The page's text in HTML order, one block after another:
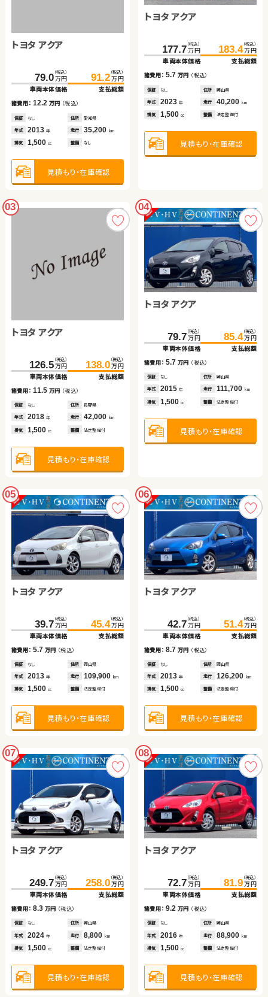
トヨタ アクア
79.0 （税込）
万円
車両本体価格
91.2 （税込）
万円
支払総額
諸費用：12.2 万円 （税込）
保証 なし 住所 愛知県
年式 2013 年 走行 35,200 km
排気 1,500 cc 整備 なし
見積もり・在庫確認
トヨタ アクア
177.7 （税込）
万円
車両本体価格
183.4 （税込）
万円
支払総額
諸費用：5.7 万円 （税込）
保証 なし 住所 岡山県
年式 2023 年 走行 40,200 km
排気 1,500 cc 整備 法定整備付
見積もり・在庫確認
03
トヨタ アクア
126.5 （税込）
万円
車両本体価格
138.0 （税込）
万円
支払総額
諸費用：11.5 万円 （税込）
保証 なし 住所 長野県
年式 2018 年 走行 42,000 km
排気 1,500 cc 整備 法定整備付
見積もり・在庫確認
04
トヨタ アクア
79.7 （税込）
万円
車両本体価格
85.4 （税込）
万円
支払総額
諸費用：5.7 万円 （税込）
保証 なし 住所 岡山県
年式 2015 年 走行 111,700 km
排気 1,500 cc 整備 法定整備付
見積もり・在庫確認
05
トヨタ アクア
39.7 （税込）
万円
車両本体価格
45.4 （税込）
万円
支払総額
諸費用：5.7 万円 （税込）
保証 なし 住所 岡山県
年式 2013 年 走行 109,900 km
排気 1,500 cc 整備 法定整備付
見積もり・在庫確認
06
トヨタ アクア
42.7 （税込）
万円
車両本体価格
51.4 （税込）
万円
支払総額
諸費用：8.7 万円 （税込）
保証 なし 住所 岡山県
年式 2013 年 走行 126,200 km
排気 1,500 cc 整備 法定整備付
見積もり・在庫確認
07
トヨタ アクア
249.7 （税込）
万円
車両本体価格
258.0 （税込）
万円
支払総額
諸費用：8.3 万円 （税込）
保証 なし 住所 岡山県
年式 2024 年 走行 8,800 km
排気 1,500 cc 整備 法定整備付
見積もり・在庫確認
08
トヨタ アクア
72.7 （税込）
万円
車両本体価格
81.9 （税込）
万円
支払総額
諸費用：9.2 万円 （税込）
保証 なし 住所 岡山県
年式 2016 年 走行 88,900 km
排気 1,500 cc 整備 法定整備付
見積もり・在庫確認